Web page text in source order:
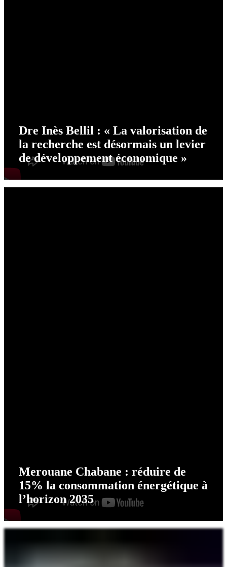
Dre Inès Bellil : « La valorisation de
la recherche est désormais un levier
de développement économique »
Merouane Chabane : réduire de
15% la consommation énergétique à
l’horizon 2035